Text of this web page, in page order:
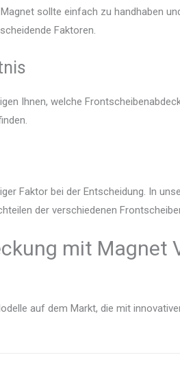
sollte einfach zu handhaben
Faktoren.
Ihnen, welche
Faktor bei der Entscheidung. In
der verschiedenen
mit Magnet
auf dem Markt, die mit